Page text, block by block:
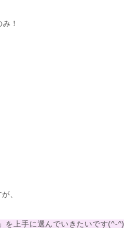
み！
、
を上手に選んでいきたいです(^-^)